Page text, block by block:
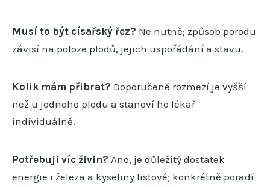
Musí to být císařský řez? Ne nutně; způsob porodu
závisí na poloze plodů, jejich uspořádání a stavu.
Kolik mám přibrat? Doporučené rozmezí je vyšší
než u jednoho plodu a stanoví ho lékař
individuálně.
Potřebuji víc živin? Ano, je důležitý dostatek
energie i železa a kyseliny listové; konkrétně poradí